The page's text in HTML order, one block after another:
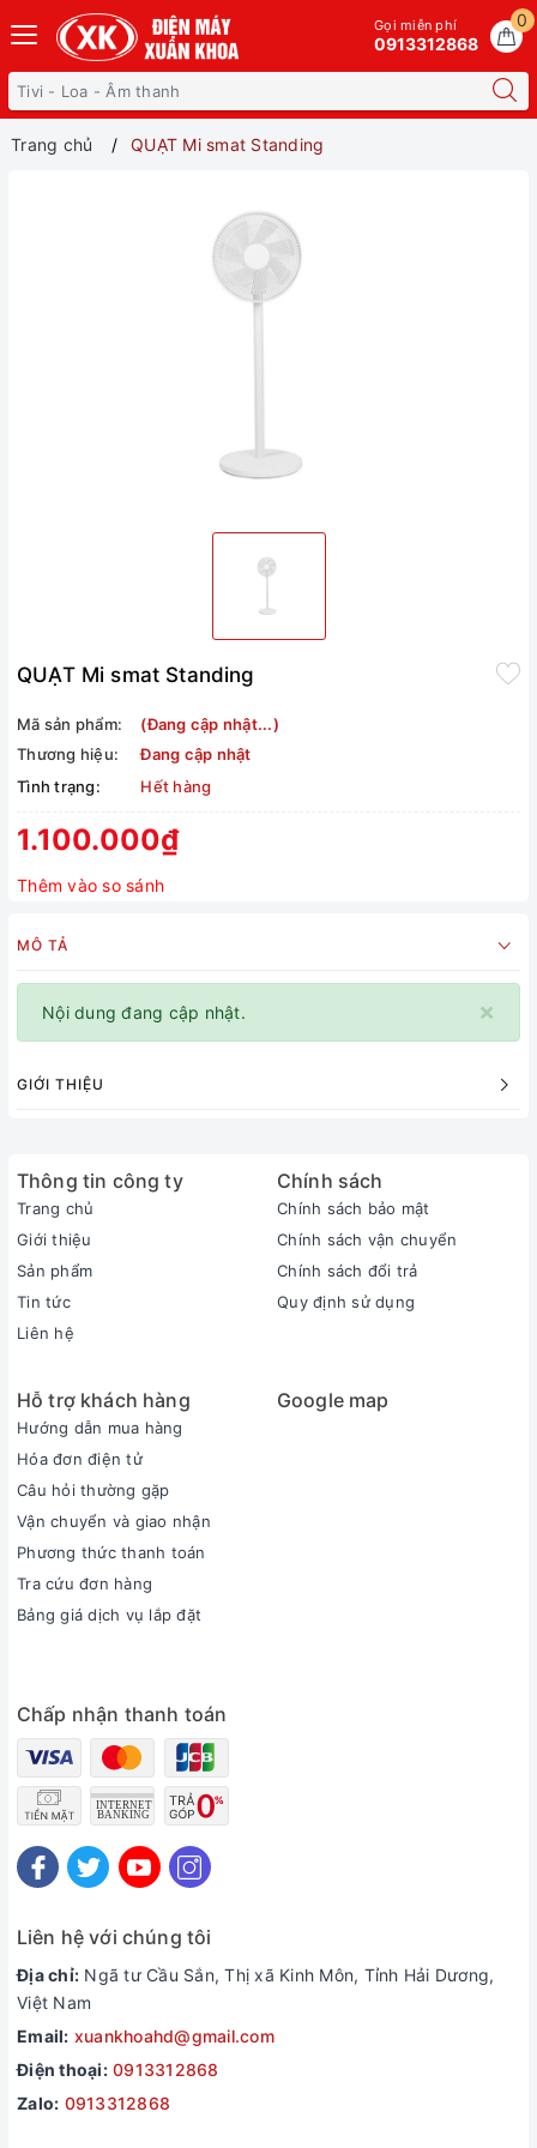
0
Gọi miễn phí
0913312868
Trang chủ QUẠT Mi smat Standing
QUẠT Mi smat Standing
Mã sản phẩm:
(Đang cập nhật...)
Thương hiệu:
Đang cập nhật
Tình trạng:
Hết hàng
1.100.000₫
Thêm vào so sánh
MÔ TẢ
×
Nội dung đang cập nhật.
GIỚI THIỆU
Thông tin công ty
Trang chủ
Giới thiệu
Sản phẩm
Tin tức
Liên hệ
Chính sách
Chính sách bảo mật
Chính sách vận chuyển
Chính sách đổi trả
Quy định sử dụng
Hỗ trợ khách hàng
Hướng dẫn mua hàng
Hóa đơn điện tử
Câu hỏi thường gặp
Vận chuyển và giao nhận
Phương thức thanh toán
Tra cứu đơn hàng
Bảng giá dịch vụ lắp đặt
Google map
Chấp nhận thanh toán
Liên hệ với chúng tôi
Địa chỉ: Ngã tư Cầu Sắn, Thị xã Kinh Môn, Tỉnh Hải Dương,
Việt Nam
Email: xuankhoahd@gmail.com
Điện thoại: 0913312868
Zalo: 0913312868